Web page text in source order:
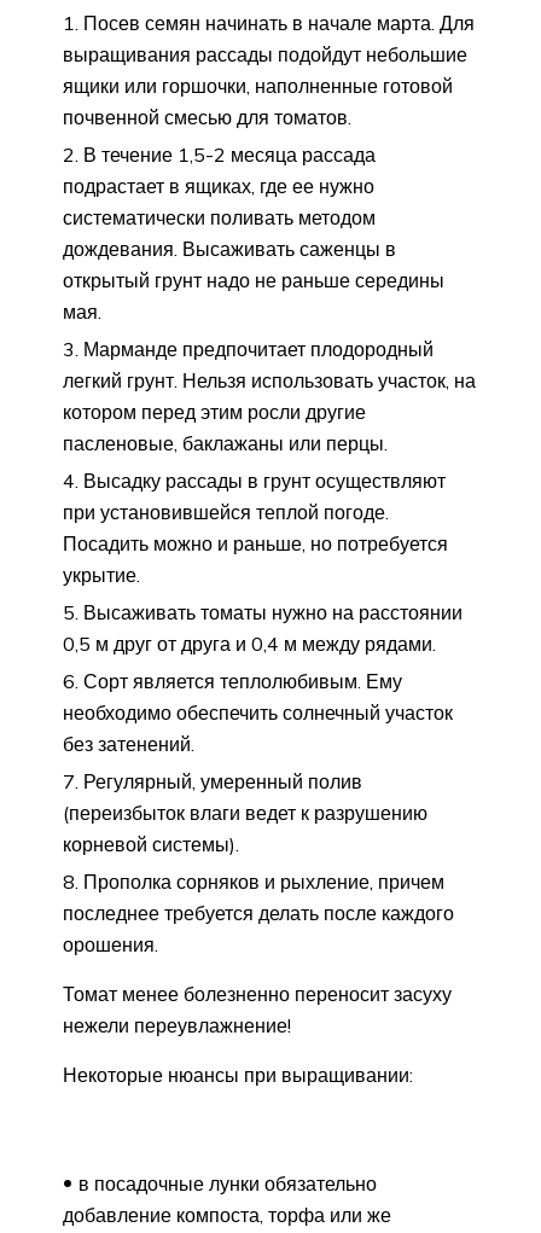
Посев семян начинать в начале марта. Для
выращивания рассады подойдут небольшие
ящики или горшочки, наполненные готовой
почвенной смесью для томатов.
В течение 1,5-2 месяца рассада
подрастает в ящиках, где ее нужно
систематически поливать методом
дождевания. Высаживать саженцы в
открытый грунт надо не раньше середины
мая.
Марманде предпочитает плодородный
легкий грунт. Нельзя использовать участок, на
котором перед этим росли другие
пасленовые, баклажаны или перцы.
Высадку рассады в грунт осуществляют
при установившейся теплой погоде.
Посадить можно и раньше, но потребуется
укрытие.
Высаживать томаты нужно на расстоянии
0,5 м друг от друга и 0,4 м между рядами.
Сорт является теплолюбивым. Ему
необходимо обеспечить солнечный участок
без затенений.
Регулярный, умеренный полив
(переизбыток влаги ведет к разрушению
корневой системы).
Прополка сорняков и рыхление, причем
последнее требуется делать после каждого
орошения.
Томат менее болезненно переносит засуху
нежели переувлажнение!
Некоторые нюансы при выращивании:
в посадочные лунки обязательно
добавление компоста, торфа или же